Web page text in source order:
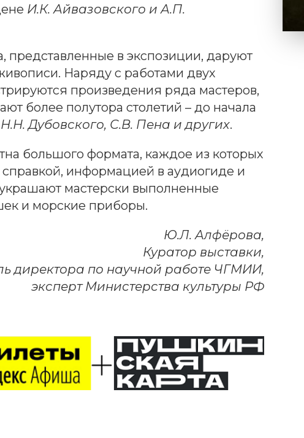
И.К. Айвазовского и А.П.
представленные в экспозиции, даруют
Наряду с работами двух
произведения ряда мастеров,
более полутора столетий – до начала
Дубовского, С.В. Пена и других.
большого формата, каждое из которых
информацией в аудиогиде и
украшают мастерски выполненные
и морские приборы.
Ю.Л. Алфёрова,
Куратор выставки,
директора по научной работе ЧГМИИ,
эксперт Министерства культуры РФ